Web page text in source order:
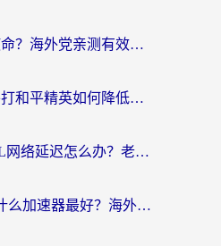
日本怎么玩我的使命？海外党亲测有效的国服游戏加速指南（附避坑技巧）
海外党必看：国外打和平精英如何降低延迟？附3款热门国服游戏加速方案
海外打古剑奇谭OL网络延迟怎么办？老玩家亲测有效的加速器选择指南
英国玩QQ飞车用什么加速器最好？海外党亲测，告别漂移卡顿的终极选择